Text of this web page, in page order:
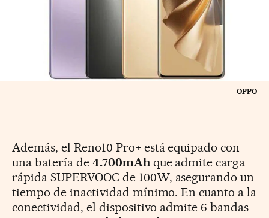
OPPO
Además, el Reno10 Pro+ está equipado con
una batería de 4.700mAhque admite carga
rápida SUPERVOOC de 100W, asegurando un
tiempo de inactividad mínimo. En cuanto a la
conectividad, el dispositivo admite 6 bandas